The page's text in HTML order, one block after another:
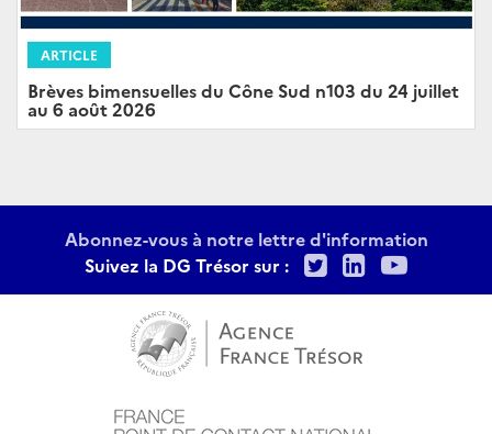
ARTICLE
Brèves bimensuelles du Cône Sud n103 du 24 juillet
au 6 août 2026
Abonnez-vous à notre lettre d'information
Suivez la DG Trésor sur :
TwitterLinkedIn